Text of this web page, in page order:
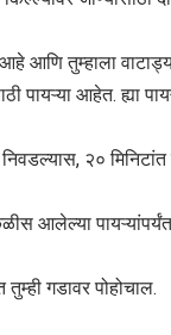
आहे आणि तुम्हाला
पायऱ्या आहेत. ह्या
२० मिनिटांत
आलेल्या
गडावर पोहोचाल.